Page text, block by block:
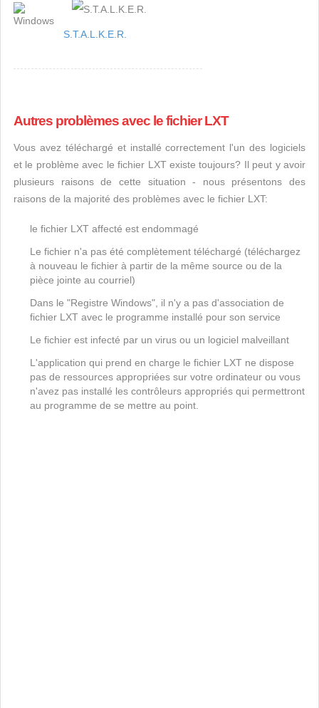
S.T.A.L.K.E.R.
Autres problèmes avec le fichier LXT
Vous avez téléchargé et installé correctement l'un des logiciels
et le problème avec le fichier LXT existe toujours? Il peut y avoir
plusieurs raisons de cette situation - nous présentons des
raisons de la majorité des problèmes avec le fichier LXT:
le fichier LXT affecté est endommagé
Le fichier n'a pas été complètement téléchargé (téléchargez
à nouveau le fichier à partir de la même source ou de la
pièce jointe au courriel)
Dans le "Registre Windows", il n'y a pas d'association de
fichier LXT avec le programme installé pour son service
Le fichier est infecté par un virus ou un logiciel malveillant
L'application qui prend en charge le fichier LXT ne dispose
pas de ressources appropriées sur votre ordinateur ou vous
n'avez pas installé les contrôleurs appropriés qui permettront
au programme de se mettre au point.